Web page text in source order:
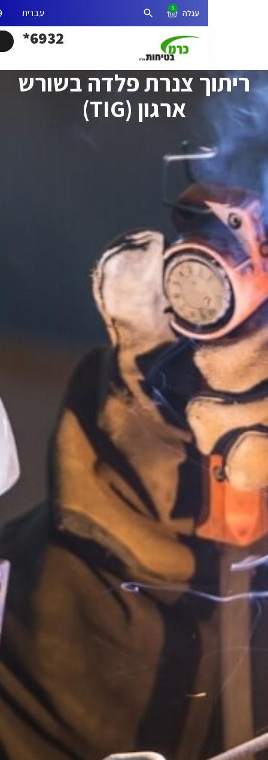
פתיחת חיפוש אזור אישי
צנרת פלדה בשורש
ארגון (TIG)